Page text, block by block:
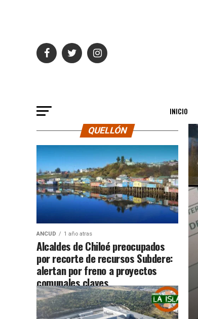
INICIO
QUELLÓN
ANCUD 1 año atras
Alcaldes de Chiloé preocupados
por recorte de recursos Subdere:
alertan por freno a proyectos
comunales claves